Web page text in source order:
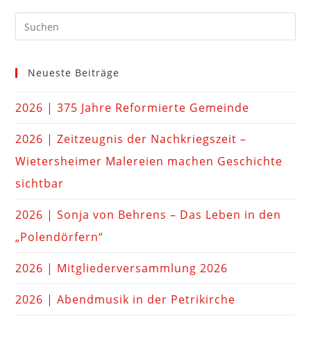
Neueste Beiträge
2026 | 375 Jahre Reformierte Gemeinde
2026 | Zeitzeugnis der Nachkriegszeit –
Wietersheimer Malereien machen Geschichte
sichtbar
2026 | Sonja von Behrens – Das Leben in den
„Polendörfern“
2026 | Mitgliederversammlung 2026
2026 | Abendmusik in der Petrikirche